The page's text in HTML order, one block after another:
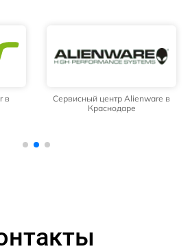
в
Сервисный центр Alienware в
Краснодаре